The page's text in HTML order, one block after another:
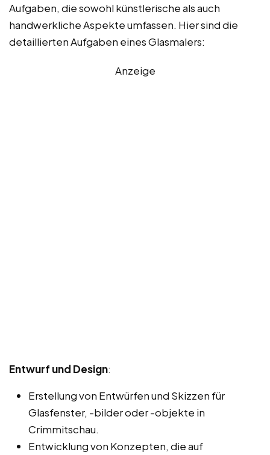
Aufgaben, die sowohl künstlerische als auch
handwerkliche Aspekte umfassen. Hier sind die
detaillierten Aufgaben eines Glasmalers:
Anzeige
Entwurf und Design:
Erstellung von Entwürfen und Skizzen für
Glasfenster, -bilder oder -objekte in
Crimmitschau.
Entwicklung von Konzepten, die auf